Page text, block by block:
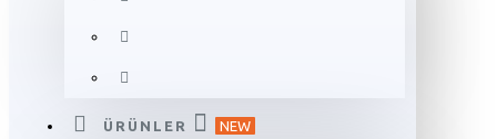
ÜRÜNLER NEW